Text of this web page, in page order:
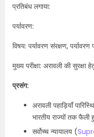
प्रतिबंध लगाया:
पर्यावरण:
विषय: पर्यावरण संरक्षण,
मुख्य परीक्षा: अरावली की सुरक्षा
प्रसंग:
अरावली पहाड़ियाँ
भारतीय राज्यों तक फैली
सर्वोच्च न्यायालय (